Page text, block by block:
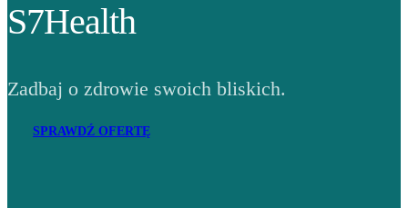
S7Health
Zadbaj o zdrowie swoich bliskich.
SPRAWDŹ OFERTĘ